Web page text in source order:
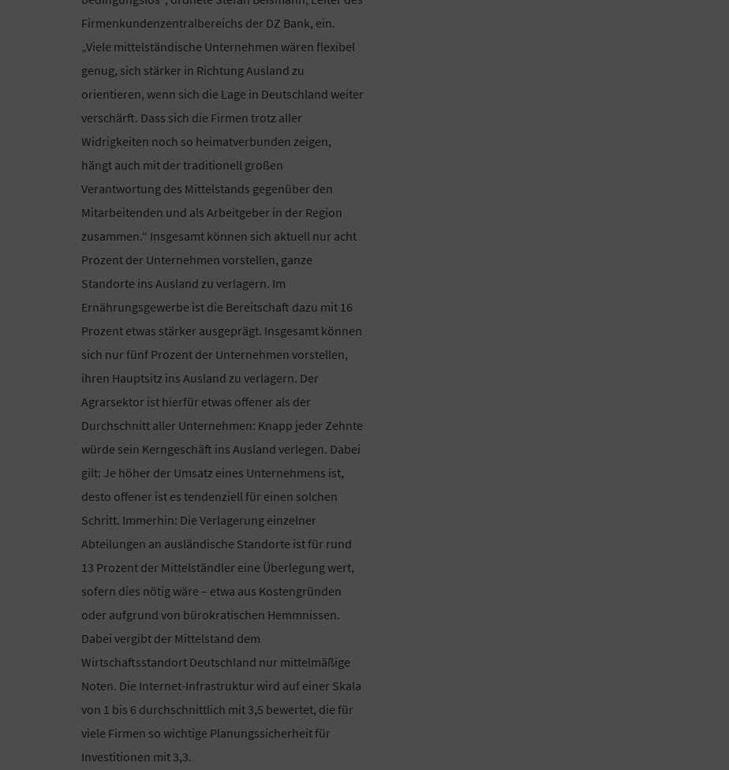
Firmenkundenzentralbereichs der DZ Bank, ein.
„Viele mittelständische Unternehmen wären flexibel
genug, sich stärker in Richtung Ausland zu
orientieren, wenn sich die Lage in Deutschland weiter
verschärft. Dass sich die Firmen trotz aller
Widrigkeiten noch so heimatverbunden zeigen,
hängt auch mit der traditionell großen
Verantwortung des Mittelstands gegenüber den
Mitarbeitenden und als Arbeitgeber in der Region
zusammen.“ Insgesamt können sich aktuell nur acht
Prozent der Unternehmen vorstellen, ganze
Standorte ins Ausland zu verlagern. Im
Ernährungsgewerbe ist die Bereitschaft dazu mit 16
Prozent etwas stärker ausgeprägt. Insgesamt können
sich nur fünf Prozent der Unternehmen vorstellen,
ihren Hauptsitz ins Ausland zu verlagern. Der
Agrarsektor ist hierfür etwas offener als der
Durchschnitt aller Unternehmen: Knapp jeder Zehnte
würde sein Kerngeschäft ins Ausland verlegen. Dabei
gilt: Je höher der Umsatz eines Unternehmens ist,
desto offener ist es tendenziell für einen solchen
Schritt. Immerhin: Die Verlagerung einzelner
Abteilungen an ausländische Standorte ist für rund
13 Prozent der Mittelständler eine Überlegung wert,
sofern dies nötig wäre – etwa aus Kostengründen
oder aufgrund von bürokratischen Hemmnissen.
Dabei vergibt der Mittelstand dem
Wirtschaftsstandort Deutschland nur mittelmäßige
Noten. Die Internet-Infrastruktur wird auf einer Skala
von 1 bis 6 durchschnittlich mit 3,5 bewertet, die für
viele Firmen so wichtige Planungssicherheit für
Investitionen mit 3,3.